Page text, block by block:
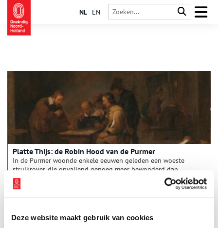
Deze website maakt gebruik van cookies
NL EN
Platte Thijs: de Robin Hood van de Purmer
In de Purmer woonde enkele eeuwen geleden een woeste
struikrover, die opvallend genoeg meer bewonderd dan
gevreesd werd: Platte Thijs. Thijs was namelijk een rover met
een duivelse sluwheid maar het hart op de juiste plaats. Hij
stal van de rijken en gaf aan de armen, als een ware Robin